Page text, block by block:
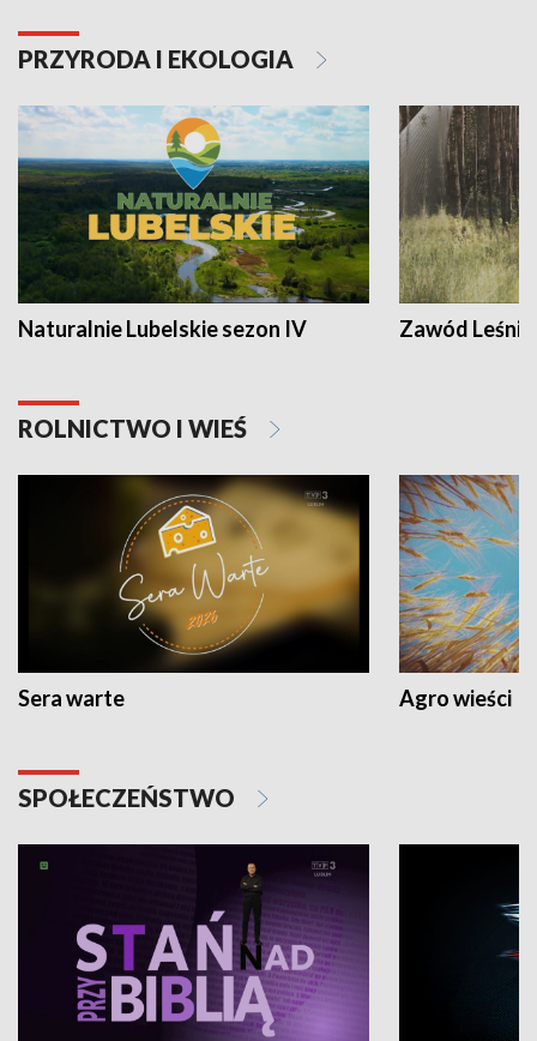
PRZYRODA I EKOLOGIA
Naturalnie Lubelskie sezon IV Zawód Leśnik
ROLNICTWO I WIEŚ
Sera warte Agro wieści
SPOŁECZEŃSTWO